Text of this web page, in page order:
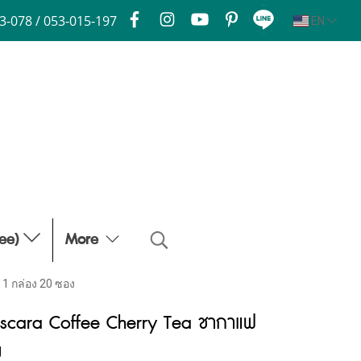
078 / 053-015-197 EN
More
กล่อง 20 ซอง
Coffee Cherry Tea ชากาแฟ